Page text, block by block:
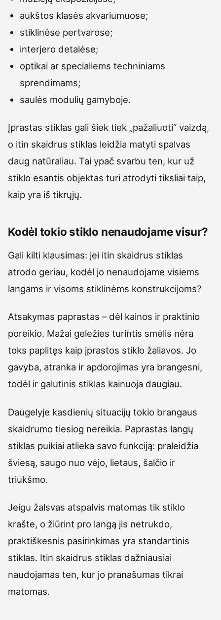
aukštos klasės akvariumuose;
stiklinėse pertvarose;
interjero detalėse;
optikai ar specialiems techniniams
sprendimams;
saulės modulių gamyboje.
Įprastas stiklas gali šiek tiek „pažaliuoti“ vaizdą,
o itin skaidrus stiklas leidžia matyti spalvas
daug natūraliau. Tai ypač svarbu ten, kur už
stiklo esantis objektas turi atrodyti tiksliai taip,
kaip yra iš tikrųjų.
Kodėl tokio stiklo nenaudojame visur?
Gali kilti klausimas: jei itin skaidrus stiklas
atrodo geriau, kodėl jo nenaudojame visiems
langams ir visoms stiklinėms konstrukcijoms?
Atsakymas paprastas – dėl kainos ir praktinio
poreikio. Mažai geležies turintis smėlis nėra
toks paplitęs kaip įprastos stiklo žaliavos. Jo
gavyba, atranka ir apdorojimas yra brangesni,
todėl ir galutinis stiklas kainuoja daugiau.
Daugelyje kasdienių situacijų tokio brangaus
skaidrumo tiesiog nereikia. Paprastas langų
stiklas puikiai atlieka savo funkciją: praleidžia
šviesą, saugo nuo vėjo, lietaus, šalčio ir
triukšmo.
Jeigu žalsvas atspalvis matomas tik stiklo
krašte, o žiūrint pro langą jis netrukdo,
praktiškesnis pasirinkimas yra standartinis
stiklas. Itin skaidrus stiklas dažniausiai
naudojamas ten, kur jo pranašumas tikrai
matomas.